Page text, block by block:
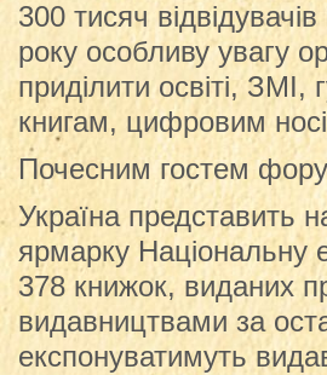
300 тисяч
року особливу увагу
приділити освіті, ЗМІ,
книгам, цифровим
Почесним гостем
Україна представить
ярмарку Національну
378 книжок, виданих
видавництвами за
експонуватимуть